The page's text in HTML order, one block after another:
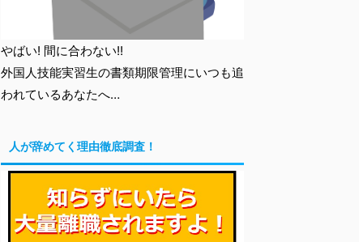
やばい! 間に合わない!!
外国人技能実習生の書類期限管理にいつも追
われているあなたへ…
人が辞めてく理由徹底調査！